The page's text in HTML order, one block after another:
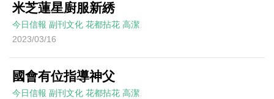
米芝蓮星廚服新綉
今日信報 副刊文化 花都拈花 高潔
2023/03/16
國會有位指導神父
今日信報 副刊文化 花都拈花 高潔